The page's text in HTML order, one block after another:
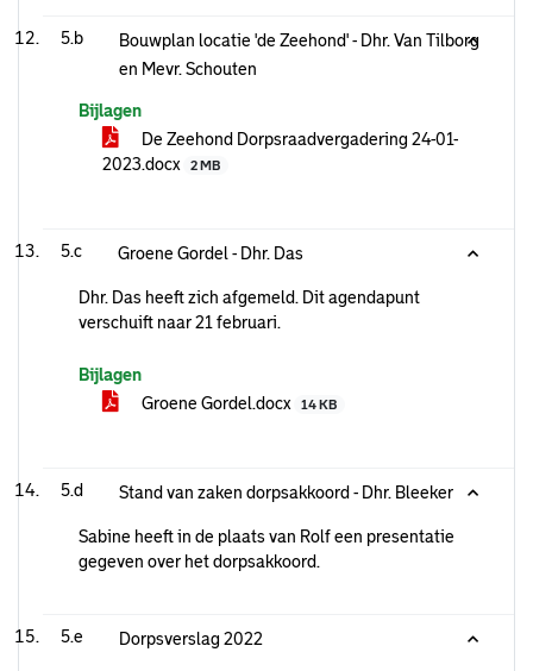
5.b
Bouwplan locatie 'de Zeehond' - Dhr. Van Tilborg
en Mevr. Schouten
Bijlagen
De Zeehond Dorpsraadvergadering 24-01-
2023.docx
2 MB
5.c Groene Gordel - Dhr. Das
Dhr. Das heeft zich afgemeld. Dit agendapunt
verschuift naar 21 februari.
Bijlagen
Groene Gordel.docx
14 KB
5.d Stand van zaken dorpsakkoord - Dhr. Bleeker
Sabine heeft in de plaats van Rolf een presentatie
gegeven over het dorpsakkoord.
5.e Dorpsverslag 2022